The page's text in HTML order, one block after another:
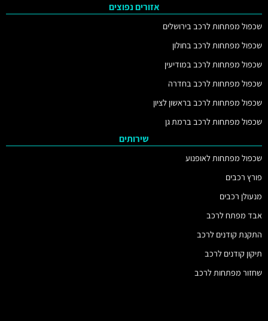
אזורים נפוצים
שכפול מפתחות לרכב בירושלים
שכפול מפתחות לרכב בחולון
שכפול מפתחות לרכב במודיעין
שכפול מפתחות לרכב בחדרה
שכפול מפתחות לרכב בראשון לציון
שכפול מפתחות לרכב ברמת גן
שירותים
שכפול מפתחות לאופנוע
פורץ רכבים
מנעולן רכבים
אבד מפתח לרכב
התקנת קודנים לרכב
תיקון קודנים לרכב
שחזור מפתחות לרכב